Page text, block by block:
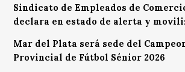
Sindicato de Empleados de
declara en estado de alerta y
Mar del Plata será sede del
Provincial de Fútbol Sénior 2026